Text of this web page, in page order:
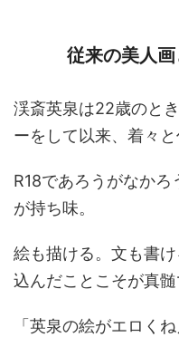
従来の美人
渓斎英泉は22歳のと
ーをして以来、着々
R18であろうがなか
が持ち味。
絵も描ける。文も書
込んだことこそが真髄
「英泉の絵がエロく